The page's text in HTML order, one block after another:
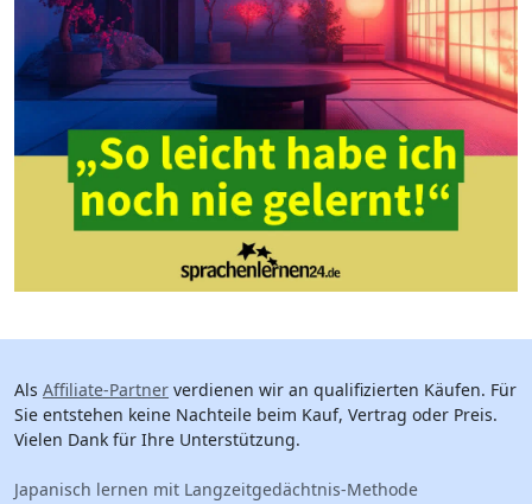
Als Affiliate-Partner verdienen wir an qualifizierten Käufen. Für
Sie entstehen keine Nachteile beim Kauf, Vertrag oder Preis.
Vielen Dank für Ihre Unterstützung.
Japanisch lernen mit Langzeitgedächtnis-Methode